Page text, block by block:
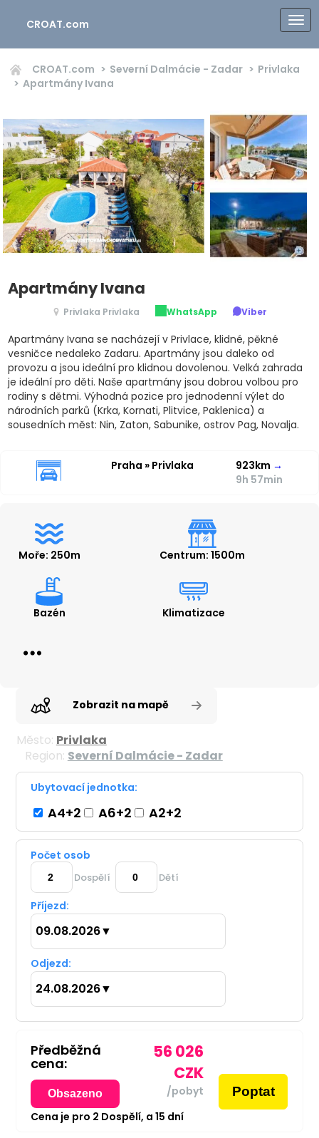
CROAT.com
CROAT.com Severní Dalmácie - Zadar
Privlaka
Apartmány Ivana
Apartmány Ivana
Privlaka Privlaka WhatsApp Viber
Apartmány Ivana se nacházejí v Privlace, klidné, pěkné
vesničce nedaleko Zadaru. Apartmány jsou daleko od
provozu a jsou ideální pro klidnou dovolenou. Velká zahrada
je ideální pro děti. Naše apartmány jsou dobrou volbou pro
rodiny s dětmi. Výhodná pozice pro jednodenní výlet do
národních parků (Krka, Kornati, Plitvice, Paklenica) a
sousedních měst: Nin, Zaton, Sabunike, ostrov Pag, Novalja.
Praha » Privlaka 923km →
9h 57min
Moře: 250m Centrum: 1500m
Bazén Klimatizace
Zobrazit na mapě
Město: Privlaka
Region: Severní Dalmácie - Zadar
Ubytovací jednotka:
A4+2 A6+2 A2+2
Počet osob
Dospělí Dětí
Příjezd:
09.08.2026▼
Odjezd:
24.08.2026▼
Předběžná
cena:
Obsazeno
56 026
CZK
/pobyt Poptat
Cena je pro 2 Dospělí, a 15 dní